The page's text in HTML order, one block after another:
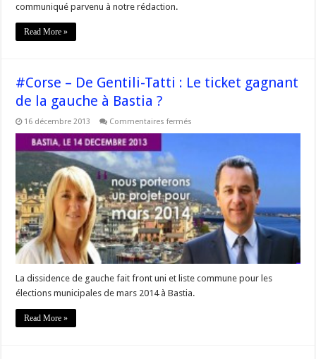
communiqué parvenu à notre rédaction.
Read More »
#Corse – De Gentili-Tatti : Le ticket gagnant
de la gauche à Bastia ?
16 décembre 2013 Commentaires fermés
:
ticket
gagnant
de
la
gauche
à
Bastia
La dissidence de gauche fait front uni et liste commune pour les
élections municipales de mars 2014 à Bastia.
Read More »